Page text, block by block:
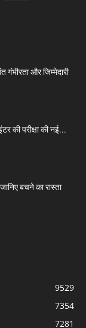
गंभीरता और जिम्मेदारी
की परीक्षा की नई...
बचने का रास्ता
9529
7354
7281